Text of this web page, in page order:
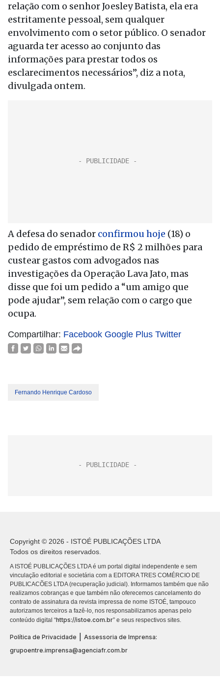
relação com o senhor Joesley Batista, ela era
estritamente pessoal, sem qualquer
envolvimento com o setor público. O senador
aguarda ter acesso ao conjunto das
informações para prestar todos os
esclarecimentos necessários”, diz a nota,
divulgada ontem.
A defesa do senador confirmou hoje (18) o
pedido de empréstimo de R$ 2 milhões para
custear gastos com advogados nas
investigações da Operação Lava Jato, mas
disse que foi um pedido a “um amigo que
pode ajudar”, sem relação com o cargo que
ocupa.
Compartilhar: Facebook Google Plus Twitter
Fernando Henrique Cardoso
Copyright © 2026 - ISTOÉ PUBLICAÇÕES LTDA
Todos os direitos reservados.
A ISTOÉ PUBLICAÇÕES LTDA é um portal digital independente e sem
vinculação editorial e societária com a EDITORA TRES COMÉRCIO DE
PUBLICACÕES LTDA (recuperação judicial). Informamos também que não
realizamos cobranças e que também não oferecemos cancelamento do
contrato de assinatura da revista impressa de nome ISTOÉ, tampouco
autorizamos terceiros a fazê-lo, nos responsabilizamos apenas pelo
conteúdo digital “https://istoe.com.br” e seus respectivos sites.
Política de Privacidade
Assessoria de Imprensa:
grupoentre.imprensa@agenciafr.com.br